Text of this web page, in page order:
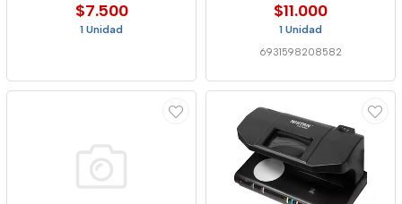
$7.500
1 Unidad
$11.000
1 Unidad
6931598208582